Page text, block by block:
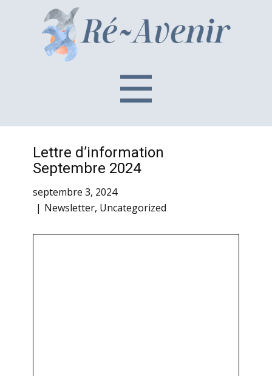
Lettre d’information
Septembre 2024
septembre 3, 2024
Newsletter, Uncategorized